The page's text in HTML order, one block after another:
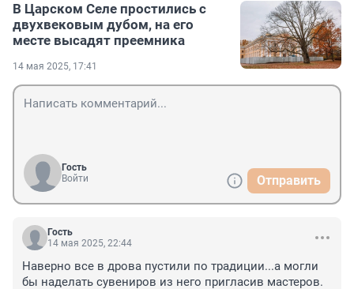
В Царском Селе простились с
двухвековым дубом, на его
месте высадят преемника
14 мая 2025, 17:41
Гость
Войти
Отправить
Гость
14 мая 2025, 22:44
Наверно все в дрова пустили по традиции...а могли
бы наделать сувениров из него пригласив мастеров.